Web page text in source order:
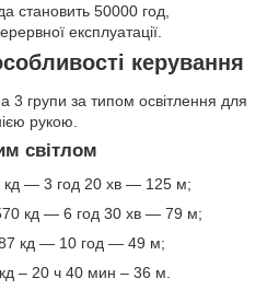
становить 50000 год,
експлуатації.
керування
3 групи за типом освітлення для
рукою.
світлом
— 3 год 20 хв — 125 м;
кд — 6 год 30 хв — 79 м;
кд — 10 год — 49 м;
– 20 ч 40 мин – 36 м.